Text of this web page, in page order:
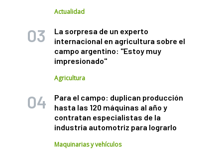
Actualidad
La sorpresa de un experto
internacional en agricultura sobre el
campo argentino: "Estoy muy
impresionado"
Agricultura
Para el campo: duplican producción
hasta las 120 máquinas al año y
contratan especialistas de la
industria automotriz para lograrlo
Maquinarias y vehículos